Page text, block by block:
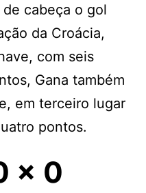
cabeça o gol
da Croácia,
com seis
Gana também
em terceiro lugar
pontos.
x 0